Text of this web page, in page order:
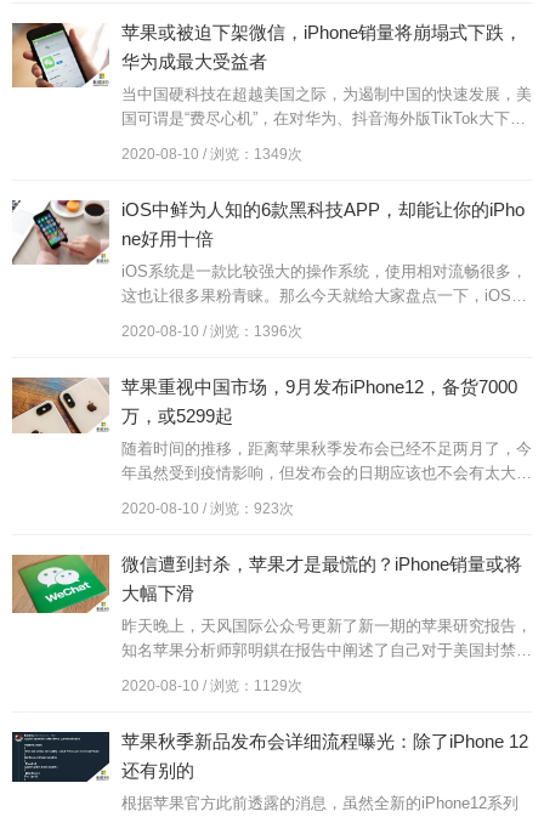
苹果或被迫下架微信，iPhone销量将崩塌式下跌，
华为成最大受益者
当中国硬科技在超越美国之际，为遏制中国的快速发展，美
国可谓是“费尽心机”，在对华为、抖音海外版TikTok大下狠
手之后，现在又将矛头瞄准了中国社交网络巨头，腾讯。近
日，针对川普政府...
2020-08-10 / 浏览：1349次
iOS中鲜为人知的6款黑科技APP，却能让你的iPho
ne好用十倍
iOS系统是一款比较强大的操作系统，使用相对流畅很多，
这也让很多果粉青睐。那么今天就给大家盘点一下，iOS中
鲜为人知的6款黑科技APP，却能让你的iPhone好用十倍。
2020-08-10 / 浏览：1396次
苹果重视中国市场，9月发布iPhone12，备货7000
万，或5299起
随着时间的推移，距离苹果秋季发布会已经不足两月了，今
年虽然受到疫情影响，但发布会的日期应该也不会有太大的
推移，只不过发布会的形式将会有一个改变。时间越来越
近，关于这一次的苹果秋季发...
2020-08-10 / 浏览：923次
微信遭到封杀，苹果才是最慌的？iPhone销量或将
大幅下滑
昨天晚上，天风国际公众号更新了新一期的苹果研究报告，
知名苹果分析师郭明錤在报告中阐述了自己对于美国封禁微
信一事的看法，他认为这件事情可能会在很大程度上影响iP
hone未来的走势。报...
2020-08-10 / 浏览：1129次
苹果秋季新品发布会详细流程曝光：除了iPhone 12
还有别的
根据苹果官方此前透露的消息，虽然全新的iPhone12系列